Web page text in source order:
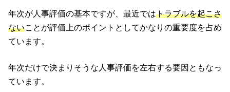
年次が人事評価の基本ですが、最近ではトラブルを起こさ
ないことが評価上のポイントとしてかなりの重要度を占め
ています。
年次だけで決まりそうな人事評価を左右する要因ともなっ
ています。